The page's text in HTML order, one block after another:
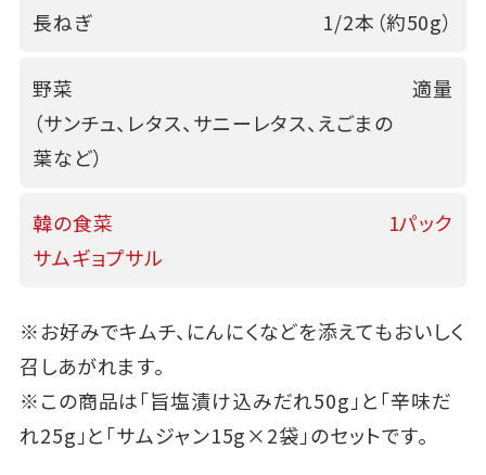
長ねぎ 1/2本（約50g）
野菜
（サンチュ、レタス、サニーレタス、えごまの
葉など）
適量
韓の食菜
サムギョプサル
1パック
※お好みでキムチ、にんにくなどを添えてもおいしく
召しあがれます。
※この商品は「旨塩漬け込みだれ50g」と「辛味だ
れ25g」と「サムジャン15g×2袋」のセットです。